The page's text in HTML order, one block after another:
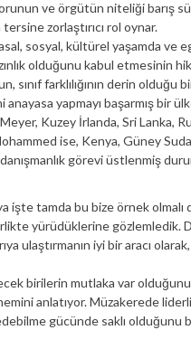
ve örgütün niteliği barış
zorlaştırıcı rol oynar.
sosyal, kültürel yaşamda ve
olduğunu kabul etmesinin
farklılığının derin olduğu
yapmayı başarmış bir
Kuzey İrlanda, Sri Lanka,
ise, Kenya, Güney
görevi üstlenmiş
işte tamda bu bize örnek olmalı
yürüdüklerine gözlemledik.
ulaştırmanın iyi bir aracı
birilerin mutlaka var
anlatıyor. Müzakerede
gücünde saklı olduğunu